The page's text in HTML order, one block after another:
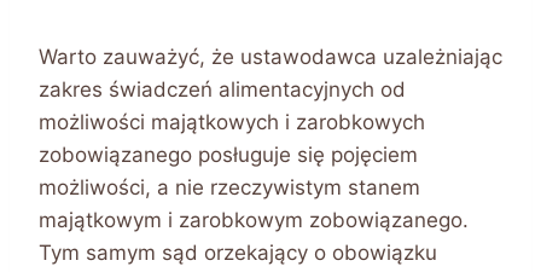
Warto zauważyć, że ustawodawca uzależniając
zakres świadczeń alimentacyjnych od
możliwości majątkowych i zarobkowych
zobowiązanego posługuje się pojęciem
możliwości, a nie rzeczywistym stanem
majątkowym i zarobkowym zobowiązanego.
Tym samym sąd orzekający o obowiązku